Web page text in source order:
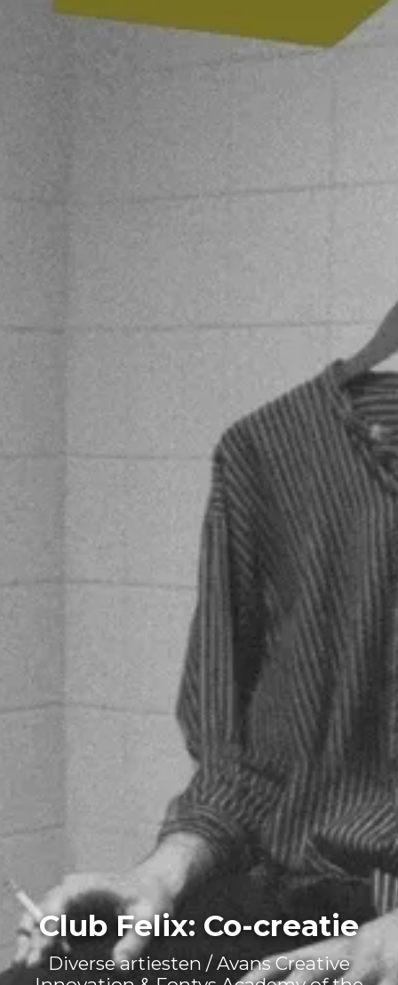
Club Felix: Co-creatie
Diverse artiesten / Avans Creative